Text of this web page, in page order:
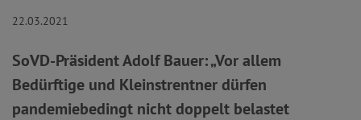
22.03.2021
SoVD-Präsident Adolf Bauer: „Vor allem
Bedürftige und Kleinstrentner dürfen
pandemiebedingt nicht doppelt belastet